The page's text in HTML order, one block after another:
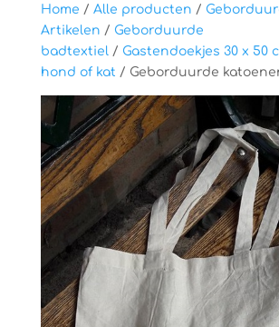
Home / Alle producten /
Artikelen / Geborduurde
badtextiel/ Gastendoekjes 30 x 50
hond of kat / Geborduurde